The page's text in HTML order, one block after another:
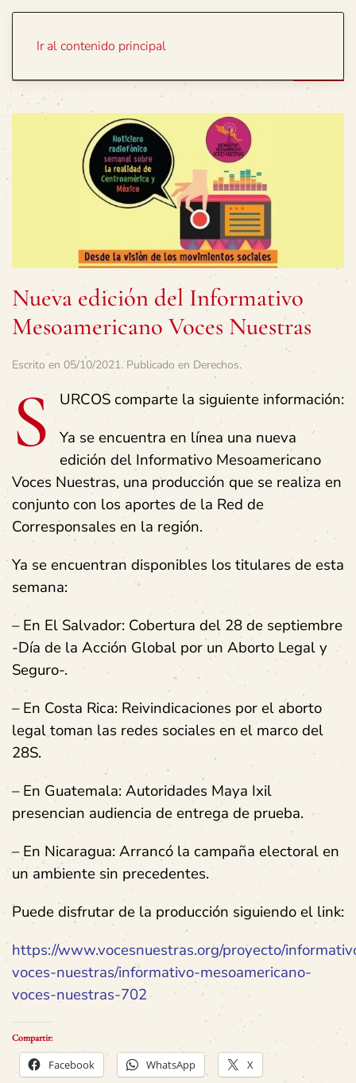
Ir al contenido principal
Nueva edición del Informativo
Mesoamericano Voces Nuestras
Escrito en 05/10/2021. Publicado en Derechos.
S
URCOS comparte la siguiente información:
Ya se encuentra en línea una nueva
edición del Informativo Mesoamericano
Voces Nuestras, una producción que se realiza en
conjunto con los aportes de la Red de
Corresponsales en la región.
Ya se encuentran disponibles los titulares de esta
semana:
– En El Salvador: Cobertura del 28 de septiembre
-Día de la Acción Global por un Aborto Legal y
Seguro-.
– En Costa Rica: Reivindicaciones por el aborto
legal toman las redes sociales en el marco del
28S.
– En Guatemala: Autoridades Maya Ixil
presencian audiencia de entrega de prueba.
– En Nicaragua: Arrancó la campaña electoral en
un ambiente sin precedentes.
Puede disfrutar de la producción siguiendo el link:
https://www.vocesnuestras.org/proyecto/
voces-nuestras/informativo-mesoamericano-
voces-nuestras-702
Compartir:
Facebook WhatsApp X